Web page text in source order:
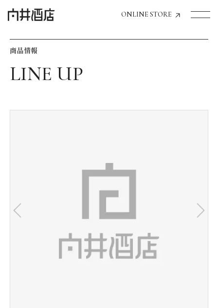
ONLINE STORE
飲食店経営のお客様
お気に入り機能の活用方法
会社情報
商品情報